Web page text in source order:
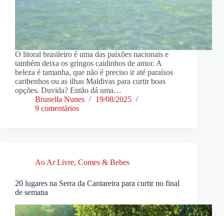
O litoral brasileiro é uma das paixões nacionais e
também deixa os gringos caidinhos de amor. A
beleza é tamanha, que não é preciso ir até paraísos
caribenhos ou as ilhas Maldivas para curtir boas
opções. Duvida? Então dá uma…
Brunella Nunes
19/08/2025
9 comentários
Ao Ar Livre, Comes & Bebes
20 lugares na Serra da Cantareira para curtir no final
de semana